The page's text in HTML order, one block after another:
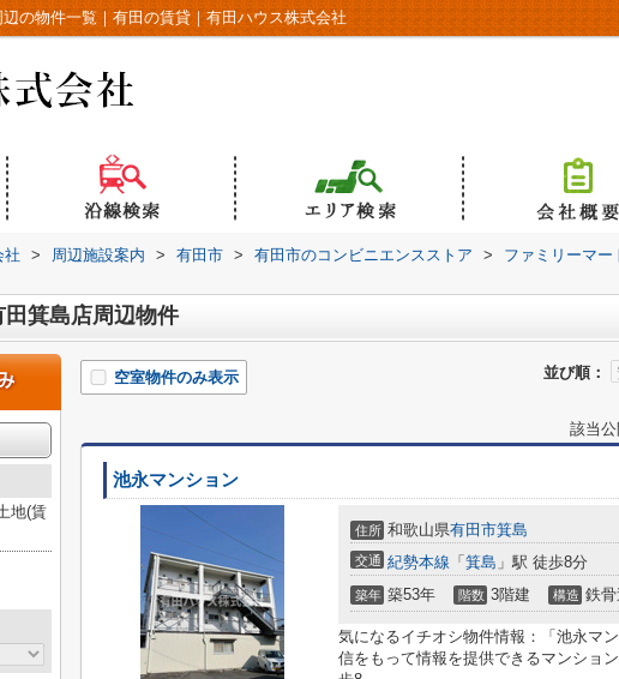
の物件一覧｜有田の賃貸｜有田ハウス株式会社
社 > 周辺施設案内 > 有田市 > 有田市のコンビニエンスストア >
ファミリーマー
箕島店周辺物件
並び順：
空室物件のみ表示
該当
池永マンション
住所 和歌山県有田市箕島
交通 紀勢本線 「 箕島 」駅 徒歩8分
築年 築53年 階数 3階建 構造 鉄
気になるイチオシ物件情報：「池永マ
信をもって情報を提供できるマンショ
地(賃